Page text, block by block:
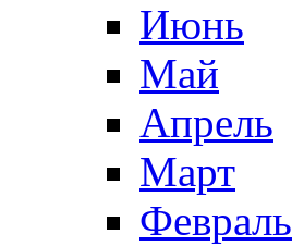
Июнь
Май
Апрель
Март
Февраль